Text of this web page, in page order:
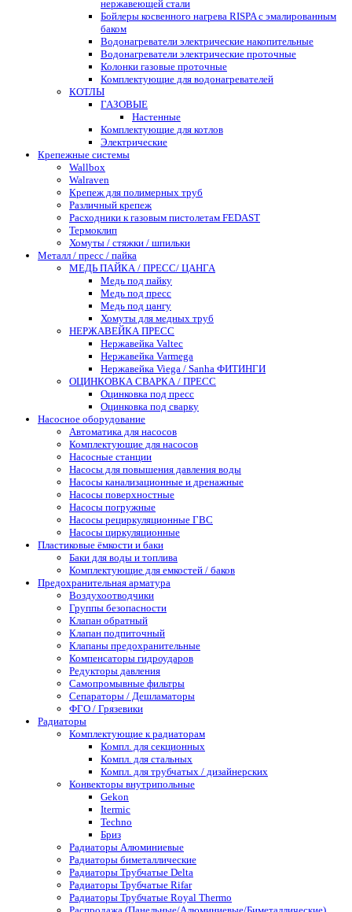
нержавеющей стали
Бойлеры косвенного нагрева RISPA с эмалированным
баком
Водонагреватели электрические накопительные
Водонагреватели электрические проточные
Колонки газовые проточные
Комплектующие для водонагревателей
КОТЛЫ
ГАЗОВЫЕ
Настенные
Комплектующие для котлов
Электрические
Крепежные системы
Wallbox
Walraven
Крепеж для полимерных труб
Различный крепеж
Расходники к газовым пистолетам FEDAST
Термоклип
Хомуты / стяжки / шпильки
Металл / пресс / пайка
МЕДЬ ПАЙКА / ПРЕСС/ ЦАНГА
Медь под пайку
Медь под пресс
Медь под цангу
Хомуты для медных труб
НЕРЖАВЕЙКА ПРЕСС
Нержавейка Valtec
Нержавейка Varmega
Нержавейка Viega / Sanha ФИТИНГИ
ОЦИНКОВКА СВАРКА / ПРЕСС
Оцинковка под пресс
Оцинковка под сварку
Насосное оборудование
Автоматика для насосов
Комплектующие для насосов
Насосные станции
Насосы для повышения давления воды
Насосы канализационные и дренажные
Насосы поверхностные
Насосы погружные
Насосы рециркуляционные ГВС
Насосы циркуляционные
Пластиковые ёмкости и баки
Баки для воды и топлива
Комплектующие для емкостей / баков
Предохранительная арматура
Воздухоотводчики
Группы безопасности
Клапан обратный
Клапан подпиточный
Клапаны предохранительные
Компенсаторы гидроударов
Редукторы давления
Самопромывные фильтры
Сепараторы / Дешламаторы
ФГО / Грязевики
Радиаторы
Комплектующие к радиаторам
Компл. для секционных
Компл. для стальных
Компл. для трубчатых / дизайнерских
Конвекторы внутрипольные
Gekon
Itermic
Techno
Бриз
Радиаторы Алюминиевые
Радиаторы биметаллические
Радиаторы Трубчатые Delta
Радиаторы Трубчатые Rifar
Радиаторы Трубчатые Royal Thermo